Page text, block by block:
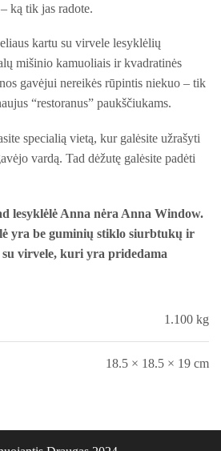
ką tik jas radote.
kartu su virvele lesyklėlių
mišinio kamuoliais ir kvadratinės
gavėjui nereikės rūpintis niekuo – tik
“restoranus” paukščiukams.
specialią vietą, kur galėsite užrašyti
vardą. Tad dėžutę galėsite padėti
lesyklėlė Anna nėra Anna Window.
yra be guminių stiklo siurbtukų ir
virvele, kuri yra pridedama
1.100 kg
18.5 × 18.5 × 19 cm